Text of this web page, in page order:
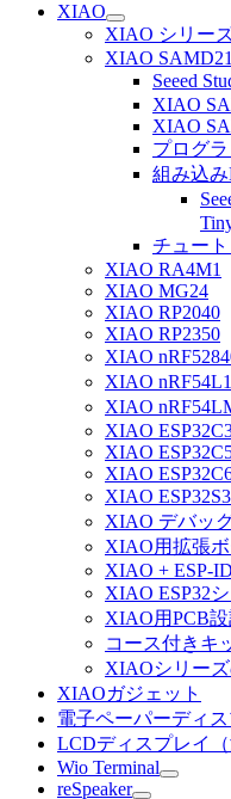
XIAO
XIAO シリー
XIAO SAMD21
Seeed
XIAO
XIAO
プログ
組み込
チュー
XIAO RA4M1
XIAO MG24
XIAO RP2040
XIAO RP2350
XIAO
XIAO
XIAO
XIAO
XIAO
XIAO
XIAO
XIAO デバッ
XIAO用拡張
XIAO + ESP-
XIAO ESP32
XIAO用PCB
コース付きキ
XIAOシリー
XIAOガジェット
電子ペーパーディス
LCDディスプレイ
Wio Terminal
reSpeaker